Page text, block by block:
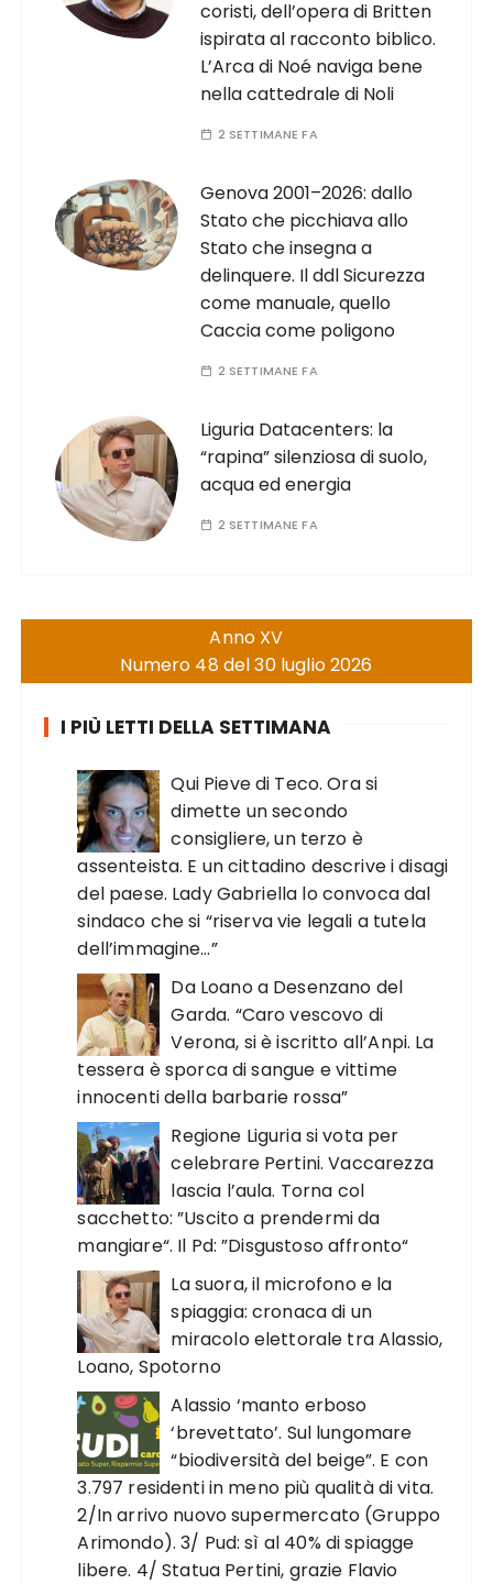
coristi, dell’opera di Britten
ispirata al racconto biblico.
L’Arca di Noé naviga bene
nella cattedrale di Noli
2 SETTIMANE FA
Genova 2001–2026: dallo
Stato che picchiava allo
Stato che insegna a
delinquere. Il ddl Sicurezza
come manuale, quello
Caccia come poligono
2 SETTIMANE FA
Liguria Datacenters: la
“rapina” silenziosa di suolo,
acqua ed energia
2 SETTIMANE FA
Anno XV
Numero 48 del 30 luglio 2026
I PIÙ LETTI DELLA SETTIMANA
Qui Pieve di Teco. Ora si
dimette un secondo
consigliere, un terzo è
assenteista. E un cittadino descrive i disagi
del paese. Lady Gabriella lo convoca dal
sindaco che si “riserva vie legali a tutela
dell’immagine…”
Da Loano a Desenzano del
Garda. “Caro vescovo di
Verona, si è iscritto all’Anpi. La
tessera è sporca di sangue e vittime
innocenti della barbarie rossa”
Regione Liguria si vota per
celebrare Pertini. Vaccarezza
lascia l’aula. Torna col
sacchetto: ”Uscito a prendermi da
mangiare“. Il Pd: ”Disgustoso affronto“
La suora, il microfono e la
spiaggia: cronaca di un
miracolo elettorale tra Alassio,
Loano, Spotorno
Alassio ‘manto erboso
‘brevettato’. Sul lungomare
“biodiversità del beige”. E con
3.797 residenti in meno più qualità di vita.
2/In arrivo nuovo supermercato (Gruppo
Arimondo). 3/ Pud: sì al 40% di spiagge
libere. 4/ Statua Pertini, grazie Flavio